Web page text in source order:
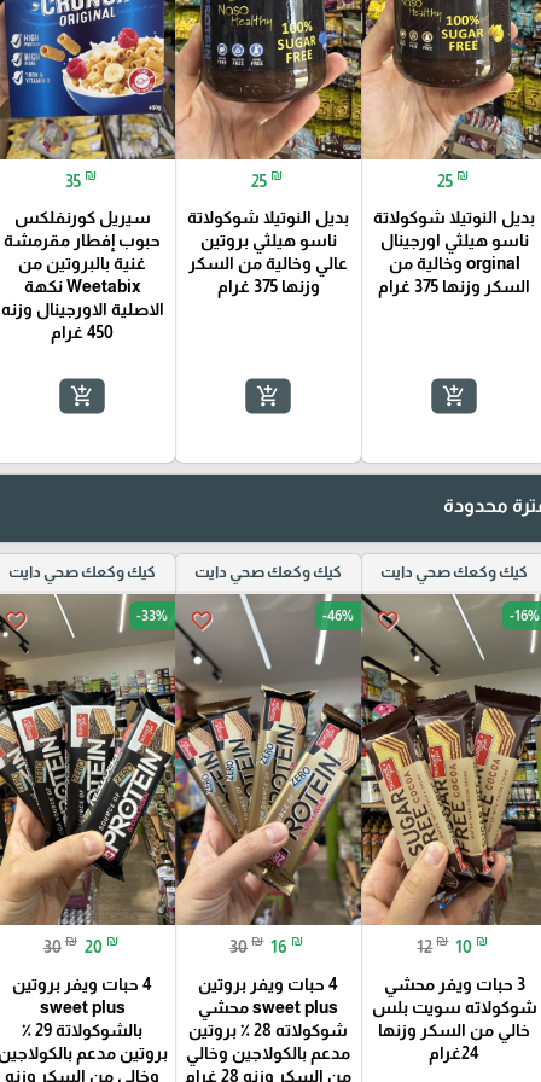
25 ₪
بديل النوتيلا شوكولاتة
ناسو هيلثي اورجينال
orginal وخالية من
السكر وزنها 375 غرام
add_shopping_cart
25 ₪
بديل النوتيلا شوكولاتة
ناسو هيلثي بروتين
عالي وخالية من السكر
وزنها 375 غرام
add_shopping_cart
35 ₪
سيريل كورنفلكس
حبوب إفطار مقرمشة
غنية بالبروتين من
Weetabix نكهة
الاصلية الاورجينال وزنه
450 غرام
add_shopping_cart
محدودة
كيك وكعك صحي دايت
favorite_border -16%
12 ₪ 10 ₪
3 حبات ويفر محشي
شوكولاته سويت بلس
خالي من السكر وزنها
24غرام
كيك وكعك صحي دايت
favorite_border -46%
30 ₪ 16 ₪
4 حبات ويفر بروتين
sweet plus محشي
شوكولاته 28 ٪؜ بروتين
مدعم بالكولاجين وخالي
من السكر وزنه 28 غرام
كيك وكعك صحي دايت
favorite_border -33%
30 ₪ 20 ₪
4 حبات ويفر بروتين
sweet plus
بالشوكولاتة 29 ٪؜
بروتين مدعم
وخالي من السكر وزنه